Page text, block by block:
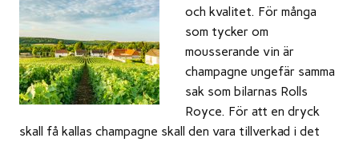
och kvalitet. För många
som tycker om
mousserande vin är
champagne ungefär samma
sak som bilarnas Rolls
Royce. För att en dryck
skall få kallas champagne skall den vara tillverkad i det